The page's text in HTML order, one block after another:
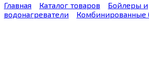
Главная
Каталог товаров
Бойлеры и
водонагреватели
Комбинированные